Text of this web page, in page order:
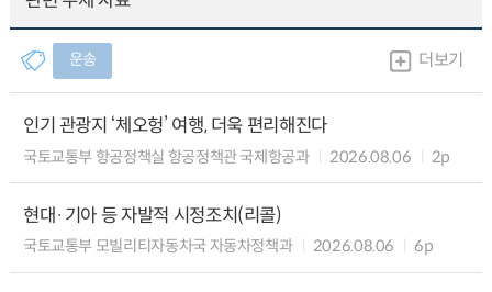
운송 더보기
인기 관광지 ‘체오헝’ 여행, 더욱 편리해진다
국토교통부 항공정책실 항공정책관 국제항공과 2026.08.06 2p
현대·기아 등 자발적 시정조치(리콜)
국토교통부 모빌리티자동차국 자동차정책과 2026.08.06 6p